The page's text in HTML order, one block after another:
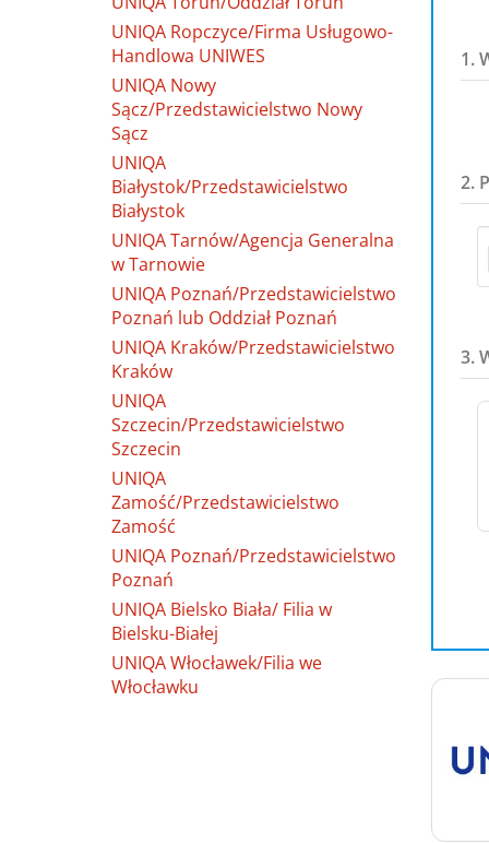
UNIQA Ropczyce/Firma Usługowo-
Handlowa UNIWES
UNIQA Nowy
Sącz/Przedstawicielstwo Nowy
Sącz
UNIQA
Białystok/Przedstawicielstwo
Białystok
UNIQA Tarnów/Agencja Generalna
w Tarnowie
UNIQA Poznań/Przedstawicielstwo
Poznań lub Oddział Poznań
UNIQA Kraków/Przedstawicielstwo
Kraków
UNIQA
Szczecin/Przedstawicielstwo
Szczecin
UNIQA
Zamość/Przedstawicielstwo
Zamość
UNIQA Poznań/Przedstawicielstwo
Poznań
UNIQA Bielsko Biała/ Filia w
Bielsku-Białej
UNIQA Włocławek/Filia we
Włocławku
1.
2.
3.